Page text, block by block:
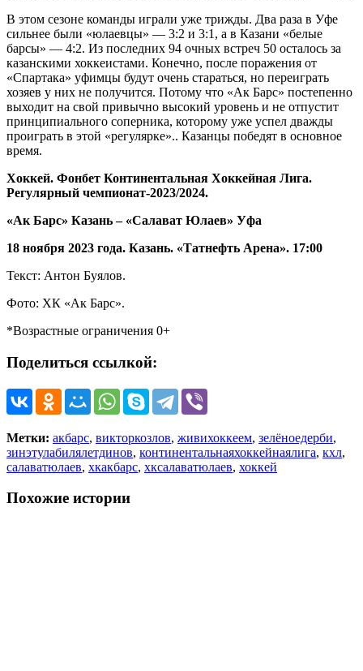
В этом сезоне команды играли уже трижды. Два раза в Уфе
сильнее были «юлаевцы» — 3:2 и 3:1, а в Казани «белые
барсы» — 4:2. Из последних 94 очных встреч 50 осталось за
казанскими хоккеистами. Конечно, после поражения от
«Спартака» уфимцы будут очень стараться, но переиграть
хозяев у них не получится. Потому что «Ак Барс» постепенно
выходит на свой привычно высокий уровень и не отпустит
принципиального соперника, которому уже успел дважды
проиграть в этой «регулярке».. Казанцы победят в основное
время.
Хоккей. Фонбет Континентальная Хоккейная Лига.
Регулярный чемпионат-2023/2024.
«Ак Барс» Казань – «Салават Юлаев» Уфа
18 ноября 2023 года. Казань. «Татнефть Арена». 17:00
Текст: Антон Буялов.
Фото: ХК «Ак Барс».
*Возрастные ограничения 0+
Поделиться ссылкой:
Метки: акбарс, викторкозлов, живихоккеем, зелёноедерби,
зинэтулабилялетдинов, континентальнаяхоккейнаялига, кхл,
салаватюлаев, хкакбарс, хксалаватюлаев, хоккей
Похожие истории